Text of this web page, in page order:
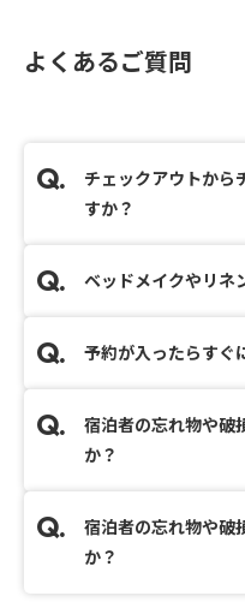
よくあるご質問
チェックアウトから
すか？
ベッドメイクやリネ
予約が入ったらすぐ
宿泊者の忘れ物や破
か？
宿泊者の忘れ物や破
か？